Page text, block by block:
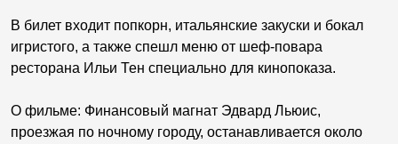
В билет входит попкорн, итальянские закуски и бокал
игристого, а также спешл меню от шеф-повара
ресторана Ильи Тен специально для кинопоказа.
О фильме: Финансовый магнат Эдвард Льюис,
проезжая по ночному городу, останавливается около